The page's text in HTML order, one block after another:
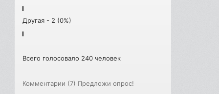
Другая - 2 (0%)
Всего голосовало 240 человек
Комментарии (7) Предложи опрос!